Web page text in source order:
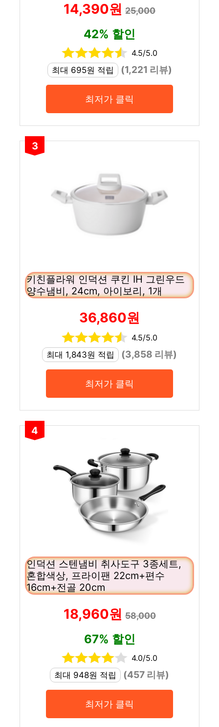
14,390원 25,000
42% 할인
4.5/5.0
최대 695원 적립
(1,221 리뷰)
최저가 클릭
3
키친플라워 인덕션 쿠킨 IH 그린우드
양수냄비, 24cm, 아이보리, 1개
36,860원
4.5/5.0
최대 1,843원 적립
(3,858 리뷰)
최저가 클릭
4
인덕션 스텐냄비 취사도구 3종세트,
혼합색상, 프라이팬 22cm+편수
16cm+전골 20cm
18,960원58,000
67% 할인
4.0/5.0
최대 948원 적립
(457 리뷰)
최저가 클릭